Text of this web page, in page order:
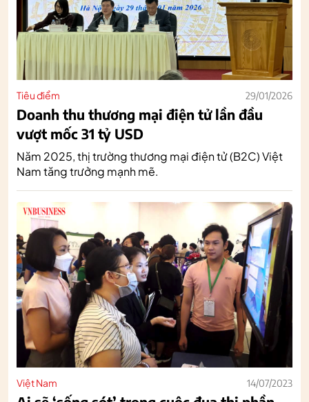
Tiêu điểm 29/01/2026
Doanh thu thương mại điện tử lần đầu
vượt mốc 31 tỷ USD
Năm 2025, thị trường thương mại điện tử (B2C) Việt
Nam tăng trưởng mạnh mẽ.
Việt Nam 14/07/2023